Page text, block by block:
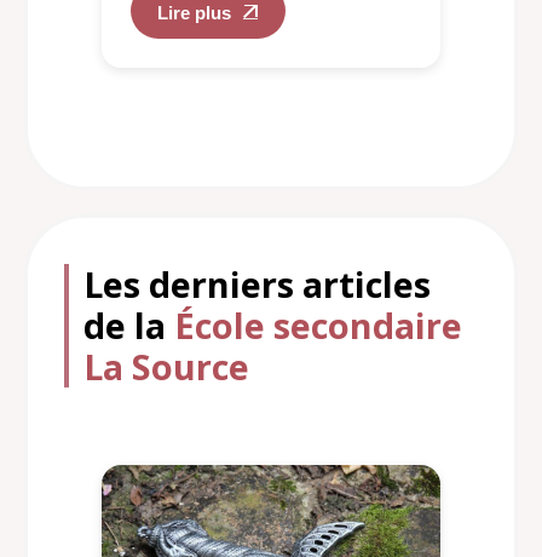
Lire plus
Les derniers articles
de la École secondaire
La Source